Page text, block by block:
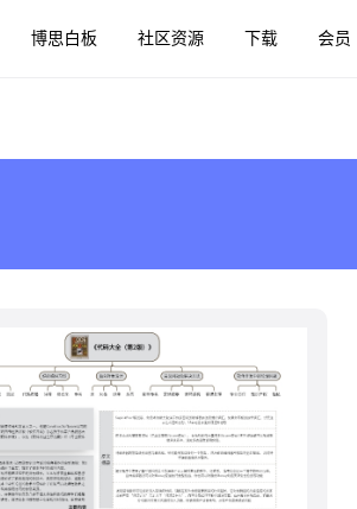
博思白板 社区资源 下载 会员
boardmix